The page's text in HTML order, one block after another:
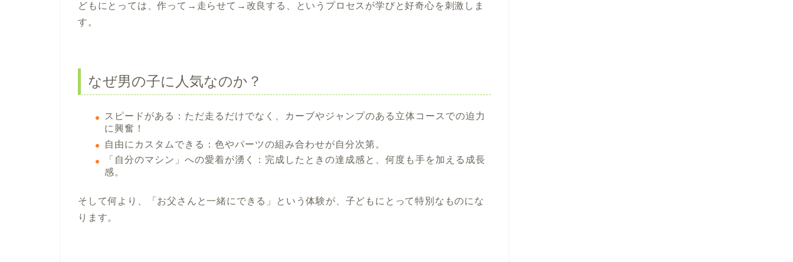
どもにとっては、作って→走らせて→改良する、というプロセスが学びと好奇心を刺激しま
す。
なぜ男の子に人気なのか？
スピードがある：ただ走るだけでなく、カーブやジャンプのある立体コースでの迫力
に興奮！
自由にカスタムできる：色やパーツの組み合わせが自分次第。
「自分のマシン」への愛着が湧く：完成したときの達成感と、何度も手を加える成長
感。
そして何より、「お父さんと一緒にできる」という体験が、子どもにとって特別なものにな
ります。